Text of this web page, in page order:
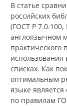
В статье
российских
(ГОСТ Р 7.0.100,
англоязычном
практического
использования
списках. Как
оптимальным
языке
по правилам